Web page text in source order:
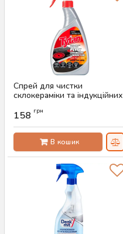
Спрей для чистки
склокераміки та індукційних
Артикул:
158 грн
В кошик